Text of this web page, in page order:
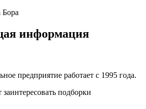
информация
предприятие работает с 1995 года.
подборки